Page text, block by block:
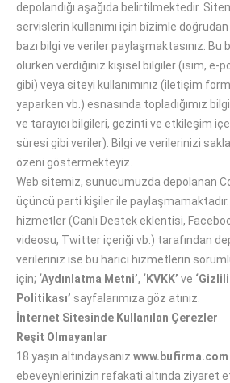
depolandığı aşağıda belirtilmektedir.
servislerin kullanımı için bizimle doğrudan
bazı bilgi ve veriler paylaşmaktasınız. Bu
olurken verdiğiniz kişisel bilgiler (isim, e-
gibi) veya siteyi kullanımınız (iletişim
yaparken vb.) esnasında topladığımız
ve tarayıcı bilgileri, gezinti ve etkileşim
süresi gibi veriler). Bilgi ve verilerinizi
özeni göstermekteyiz.
Web sitemiz, sunucumuzda depolanan
üçüncü parti kişiler ile
hizmetler (Canlı Destek eklentisi,
videosu, Twitter içeriği vb.) tarafından
verileriniz ise bu harici hizmetlerin
için; ‘Aydınlatma Metni’, ‘KVKK’ ve
Politikası’ sayfalarımıza göz atınız.
İnternet Sitesinde Kullanılan Çerezler
Reşit Olmayanlar
18 yaşın altındaysanız www.bufirma.com
ebeveynlerinizin refakati altında ziyaret